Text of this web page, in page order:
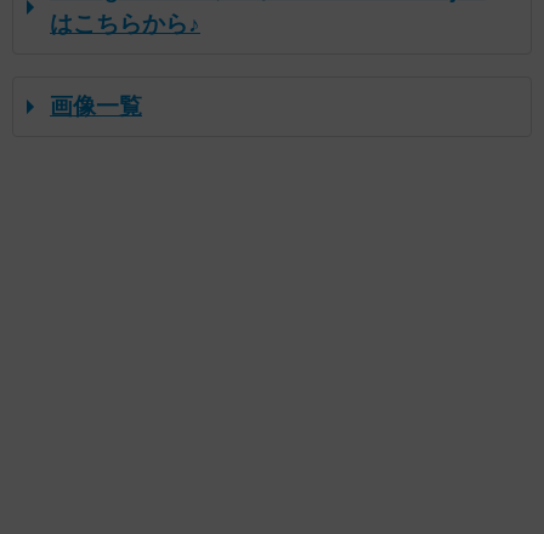
はこちらから♪
画像一覧